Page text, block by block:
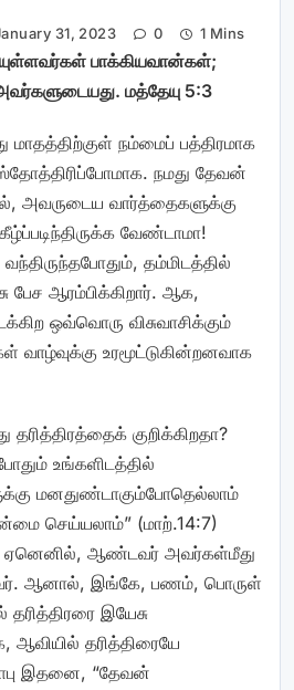
31, 2023 0 1 Mins
பாக்கியவான்கள்;
மத்தேயு 5:3
நம்மைப் பத்திரமாக
நமது தேவன்
அவருடைய வார்த்தைகளுக்கு
வேண்டாமா!
தம்மிடத்தில்
பேச ஆரம்பிக்கிறார். ஆக,
ஒவ்வொரு விசுவாசிக்கும்
உரமூட்டுகின்றனவாக
குறிக்கிறதா?
உங்களிடத்தில்
மனதுண்டாகும்போதெல்லாம்
செய்யலாம்” (மாற்.14:7)
ஏனெனில், ஆண்டவர் அவர்கள்மீது
ஆனால், இங்கே, பணம், பொருள்
இயேசு
ஆவியில் தரித்திரையே
இதனை, “தேவன்